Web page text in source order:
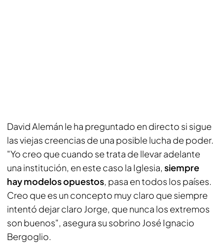
David Alemán le ha preguntado en directo si sigue
las viejas creencias de una posible lucha de poder.
"Yo creo que cuando se trata de llevar adelante
una institución, en este caso la Iglesia, siempre
hay modelos opuestos, pasa en todos los países.
Creo que es un concepto muy claro que siempre
intentó dejar claro Jorge, que nunca los extremos
son buenos", asegura su sobrino José Ignacio
Bergoglio.